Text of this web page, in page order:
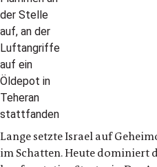
Lange setzte Israel auf
im Schatten. Heute dominiert